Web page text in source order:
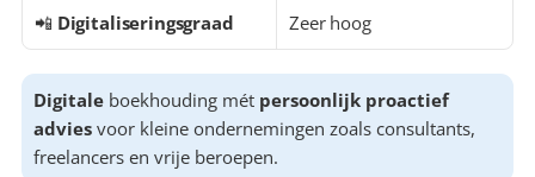
📲 Digitaliseringsgraad Zeer hoog
Digitale boekhouding mét persoonlijk proactief
advies voor kleine ondernemingen zoals consultants,
freelancers en vrije beroepen.